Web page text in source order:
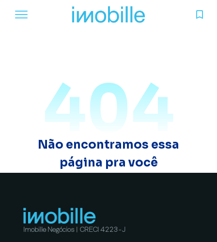
404
Não encontramos essa
página pra você
Imobille Negócios | CRECI 4223-J